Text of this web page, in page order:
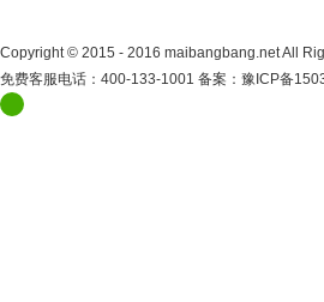
Copyright© 2015 - 2016 maibangbang.net All
免费客服电话：400-133-1001 备案： 豫ICP备